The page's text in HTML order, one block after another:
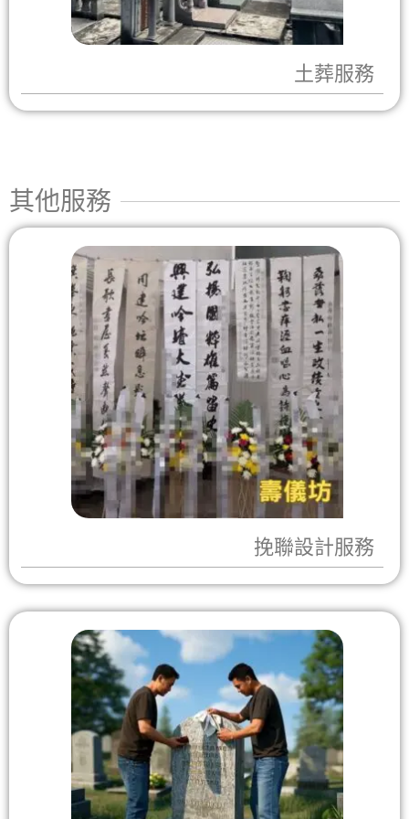
土葬服務
其他服務
挽聯設計服務